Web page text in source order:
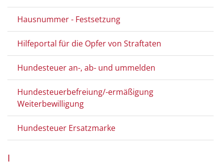
Hausnummer - Festsetzung
Hilfeportal für die Opfer von Straftaten
Hundesteuer an-, ab- und ummelden
Hundesteuerbefreiung/-ermäßigung
Weiterbewilligung
Hundesteuer Ersatzmarke
I